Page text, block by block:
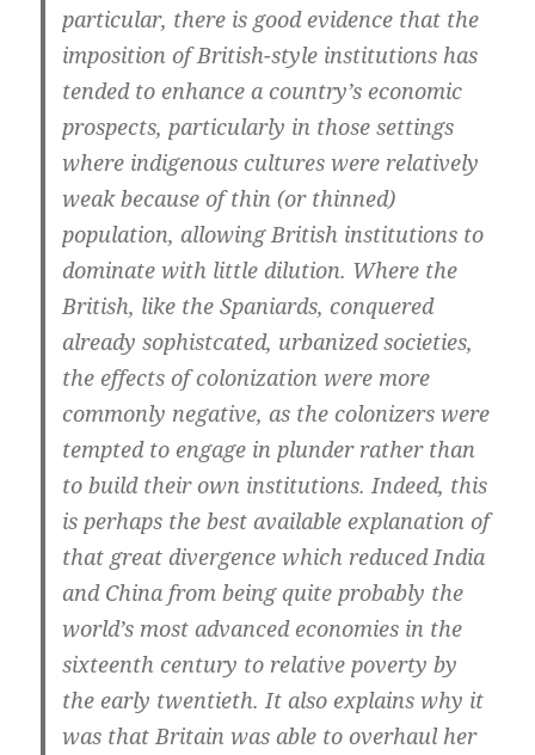
particular, there is good evidence that the
imposition of British-style institutions has
tended to enhance a country’s economic
prospects, particularly in those settings
where indigenous cultures were relatively
weak because of thin (or thinned)
population, allowing British institutions to
dominate with little dilution. Where the
British, like the Spaniards, conquered
already sophistcated, urbanized societies,
the effects of colonization were more
commonly negative, as the colonizers were
tempted to engage in plunder rather than
to build their own institutions. Indeed, this
is perhaps the best available explanation of
that great divergence which reduced India
and China from being quite probably the
world’s most advanced economies in the
sixteenth century to relative poverty by
the early twentieth. It also explains why it
was that Britain was able to overhaul her